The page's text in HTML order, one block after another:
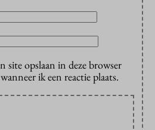
site opslaan in deze browser
ik een reactie plaats.